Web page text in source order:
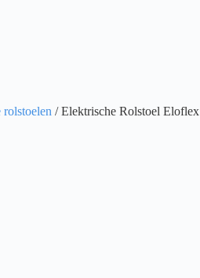
/ Elektrische Rolstoel Eloflex